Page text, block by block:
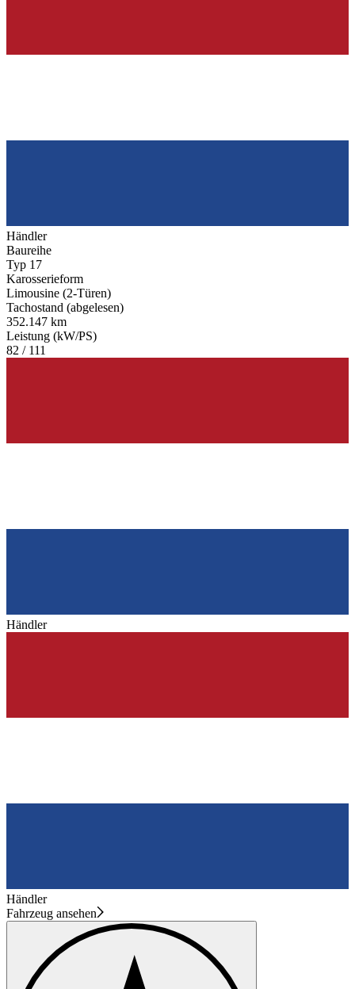
Händler
Baureihe
Typ 17
Karosserieform
Limousine (2-Türen)
Tachostand (abgelesen)
352.147 km
Leistung (kW/PS)
82 / 111
Händler
Händler
Fahrzeug ansehen